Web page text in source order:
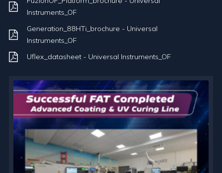
Instruments_OF
Generation_88HTi_brochure - Universal
Instruments_OF
Uflex_datasheet - Universal Instruments_OF